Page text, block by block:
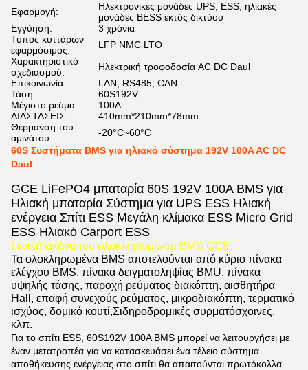
Εφαρμογή:
Ηλεκτρονικές μονάδες UPS, ESS, ηλιακές
μονάδες BESS εκτός δικτύου
Εγγύηση:
3 χρόνια
Τύπος κυττάρων
εφαρμόσιμος:
LFP NMC LTO
Χαρακτηριστικό
σχεδιασμού:
Ηλεκτρική τροφοδοσία AC DC Daul
Επικοινωνία:
LAN, RS485, CAN
Τάση:
60S192V
Μέγιστο ρεύμα:
100A
ΔΙΑΣΤΑΣΕΙΣ:
410mm*210mm*78mm
Θέρμανση του
αμινάτου:
-20°C~60°C
60S Συστήματα BMS για ηλιακό σύστημα 192V 100A AC DC
Daul
GCE LiFePO4 μπαταρία 60S 192V 100A BMS για
Ηλιακή μπαταρία Σύστημα για UPS ESS Ηλιακή
ενέργεια Σπίτι ESS Μεγάλη κλίμακα ESS Micro Grid
ESS Ηλιακό Carport ESS
Γενική εικόνα του ολοκληρωμένου BMS GCE:
Τα ολοκληρωμένα BMS αποτελούνται από κύριο πίνακα
ελέγχου BMS, πίνακα δειγματοληψίας BMU, πίνακα
υψηλής τάσης, παροχή ρεύματος διακόπτη, αισθητήρα
Hall, επαφή συνεχούς ρεύματος, μικροδιακόπτη, τερματικό
ισχύος, δομικό κουτί,Σιδηροδρομικές συρματόσχοινες,
κλπ.
Για το σπίτι ESS, 60S192V 100A BMS μπορεί να λειτουργήσει με
έναν μετατροπέα για να κατασκευάσει ένα τέλειο σύστημα
αποθήκευσης ενέργειας στο σπίτι.θα απαιτούνται πρωτόκολλα